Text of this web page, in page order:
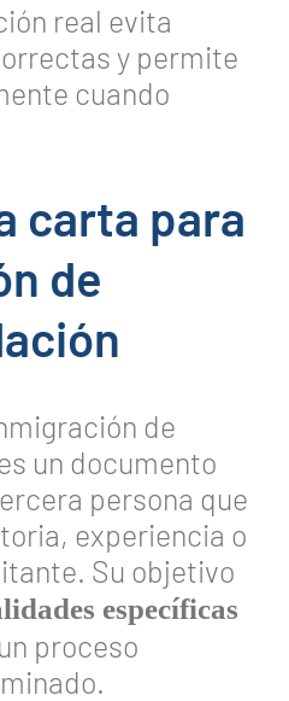
real evita
y permite
cuando
carta para
de
de
un documento
persona que
experiencia o
Su objetivo
específicas
proceso